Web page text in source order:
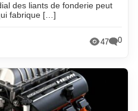
des liants de fonderie peut
fabrique […]
47 0